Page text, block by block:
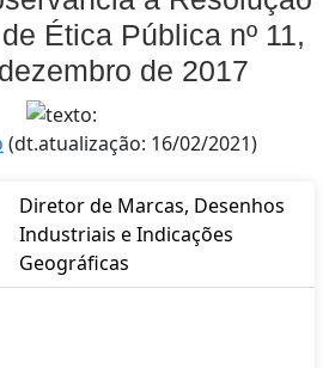
Ética Pública nº 11,
de 2017
(dt.atualização: 16/02/2021)
Diretor de Marcas, Desenhos
Industriais e Indicações
Geográficas